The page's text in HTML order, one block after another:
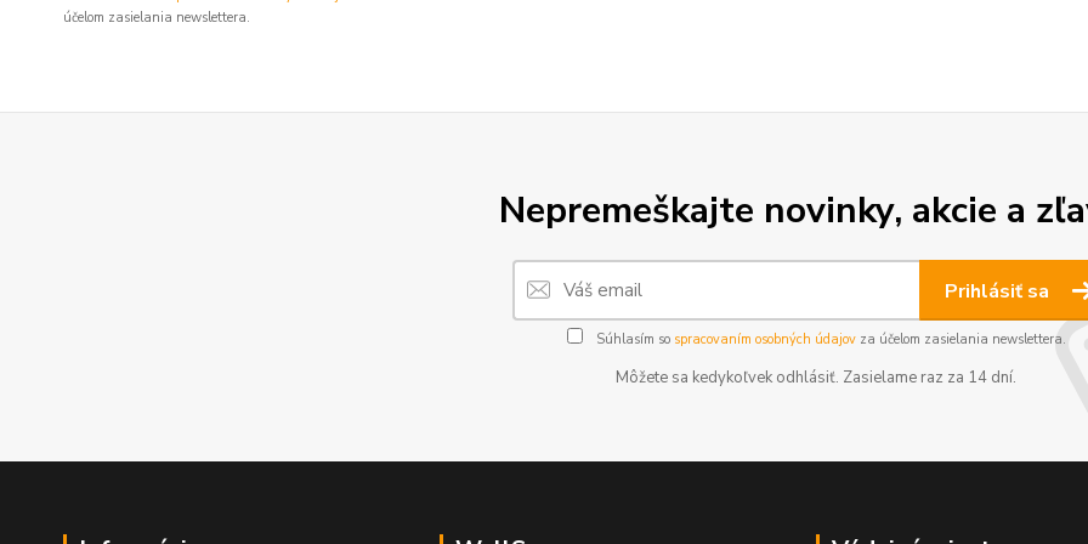
účelom zasielania newslettera.
Nepremeškajte novinky, akcie a
Prihlásiť sa
Súhlasím so spracovaním osobných údajovza účelom zasielania newslettera.
Môžete sa kedykoľvek odhlásiť. Zasielame raz za 14 dní.